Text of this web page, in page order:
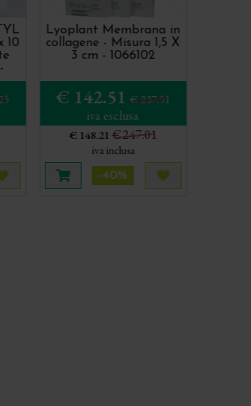
10
Acquista più tardi
Lyoplant Membrana in
collagene - Misura 1,5 X
3 cm - 1066102
€ 142.51 € 237.51
iva esclusa
€ 148.21 € 247.01
iva inclusa
Aggiungi al carrello
-40%
Acquista più